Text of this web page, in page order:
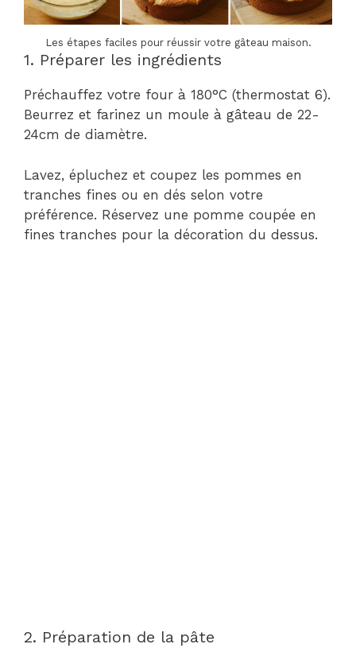
Les étapes faciles pour réussir votre gâteau maison.
1. Préparer les ingrédients
Préchauffez votre four à 180°C (thermostat 6).
Beurrez et farinez un moule à gâteau de 22-
24cm de diamètre.
Lavez, épluchez et coupez les pommes en
tranches fines ou en dés selon votre
préférence. Réservez une pomme coupée en
fines tranches pour la décoration du dessus.
2. Préparation de la pâte